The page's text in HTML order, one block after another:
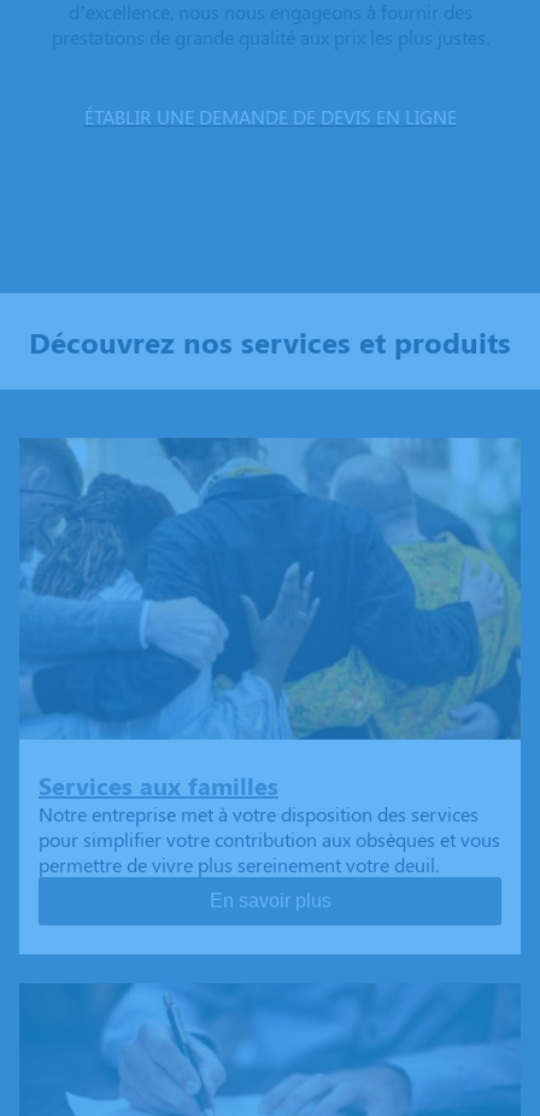
d’excellence, nous nous engageons à fournir des
prestations de grande qualité aux prix les plus justes.
ÉTABLIR UNE DEMANDE DE DEVIS EN LIGNE
Découvrez nos services et produits
Services aux familles
Notre entreprise met à votre disposition des services
pour simplifier votre contribution aux obsèques et vous
permettre de vivre plus sereinement votre deuil.
En savoir plus